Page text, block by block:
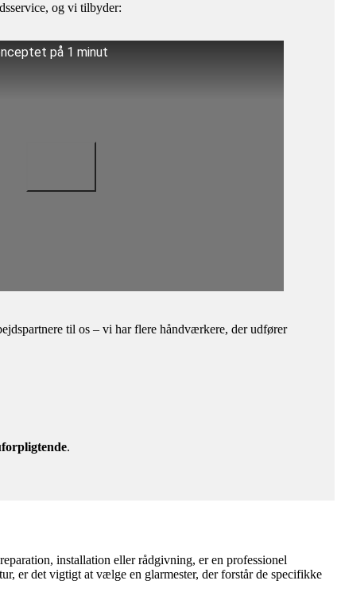
og vi tilbyder:
på 1 minut
til os – vi har flere håndværkere, der udfører
.
installation eller rådgivning, er en professionel
er det vigtigt at vælge en glarmester, der forstår de specifikke